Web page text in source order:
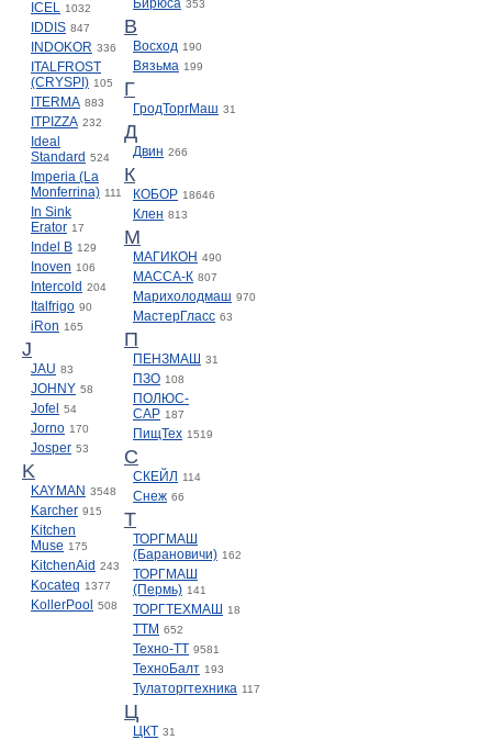
ICEL 1032
IDDIS 847
INDOKOR 336
ITALFROST
(CRYSPI) 105
ITERMA 883
ITPIZZA 232
Ideal
Standard 524
Imperia (La
Monferrina) 111
In Sink
Erator 17
Indel B 129
Inoven 106
Intercold 204
Italfrigo 90
iRon 165
J
JAU 83
JOHNY 58
Jofel 54
Jorno 170
Josper 53
K
KAYMAN 3548
Karcher 915
Kitchen
Muse 175
KitchenAid 243
Kocateq 1377
KollerPool 508
Бирюса 353
В
Восход 190
Вязьма 199
Г
ГродТоргМаш 31
Д
Двин 266
К
КОБОР 18646
Клен 813
М
МАГИКОН 490
МАССА-К 807
Марихолодмаш 970
МастерГласс 63
П
ПЕНЗМАШ 31
ПЗО 108
ПОЛЮС-
САР 187
ПищТех 1519
С
СКЕЙЛ 114
Снеж 66
Т
ТОРГМАШ
(Барановичи) 162
ТОРГМАШ
(Пермь) 141
ТОРГТЕХМАШ 18
ТТМ 652
Техно-ТТ 9581
ТехноБалт 193
Тулаторгтехника 117
Ц
ЦКТ 31